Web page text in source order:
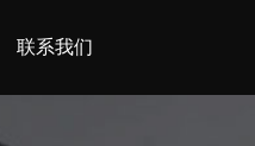
联系我们